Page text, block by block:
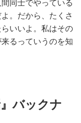
同士でやっている
。だから、たくさ
いいよ。私はその
るっていうのを知
バックナ